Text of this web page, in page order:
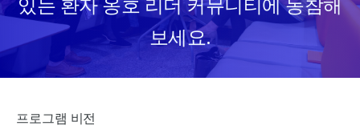
n
e
c
s
보세요.
프로그램 비전